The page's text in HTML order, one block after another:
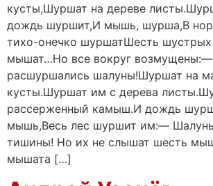
кусты,Шуршат на дереве
дождь шуршит,И мышь, шурша,В
тихо-онечко шуршатШесть шустрых
мышат…Но все вокруг возмущены:—
расшуршались шалуны!Шуршат на
кусты.Шуршат им с дерева
рассерженный камыш.И дождь
мышь,Весь лес шуршит им:—
тишины! Но их не слышат шесть
мышата […]